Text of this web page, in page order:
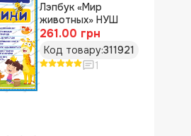
Лэпбук «Мир
животных» НУШ
261.00 грн
Код товару:311921
1